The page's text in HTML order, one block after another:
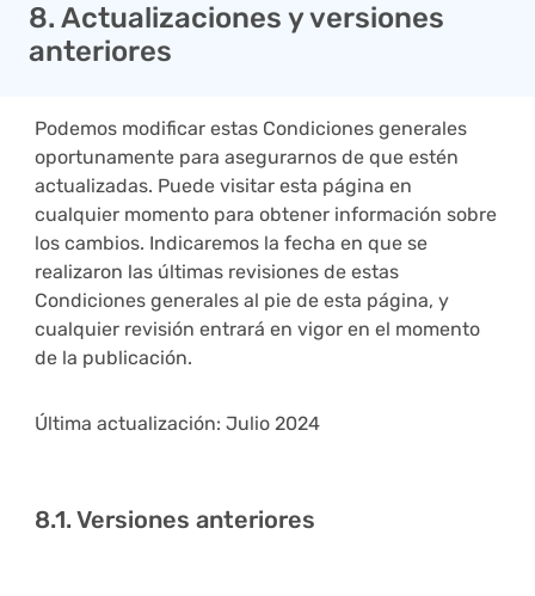
8. Actualizaciones y versiones
anteriores
Podemos modificar estas Condiciones generales
oportunamente para asegurarnos de que estén
actualizadas. Puede visitar esta página en
cualquier momento para obtener información sobre
los cambios. Indicaremos la fecha en que se
realizaron las últimas revisiones de estas
Condiciones generales al pie de esta página, y
cualquier revisión entrará en vigor en el momento
de la publicación.
Última actualización: Julio 2024
8.1. Versiones anteriores